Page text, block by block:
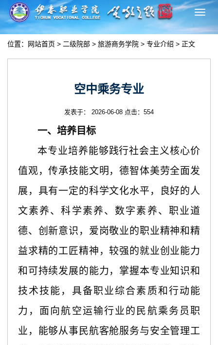
切
换
位置： 网站首页 > 二级院部 > 旅游商务学院 > 专业介绍 > 正文
空中乘务专业
发表于： 2026-06-08 点击： 554
一、培养目标
本专业培养能够践行社会主义核心价
值观，传承技能文明，德智体美劳全面发
展，具有一定的科学文化水平，良好的人
文素养、科学素养、数字素养、职业道
德、创新意识，爱岗敬业的职业精神和精
益求精的工匠精神，较强的就业创业能力
和可持续发展的能力，掌握本专业知识和
技术技能，具备职业综合素质和行动能
力，面向航空运输行业的民航乘务员职
业，能够从事民航客舱服务与安全管理工